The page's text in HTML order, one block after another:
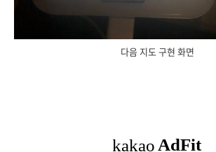
다음 지도 구현 화면